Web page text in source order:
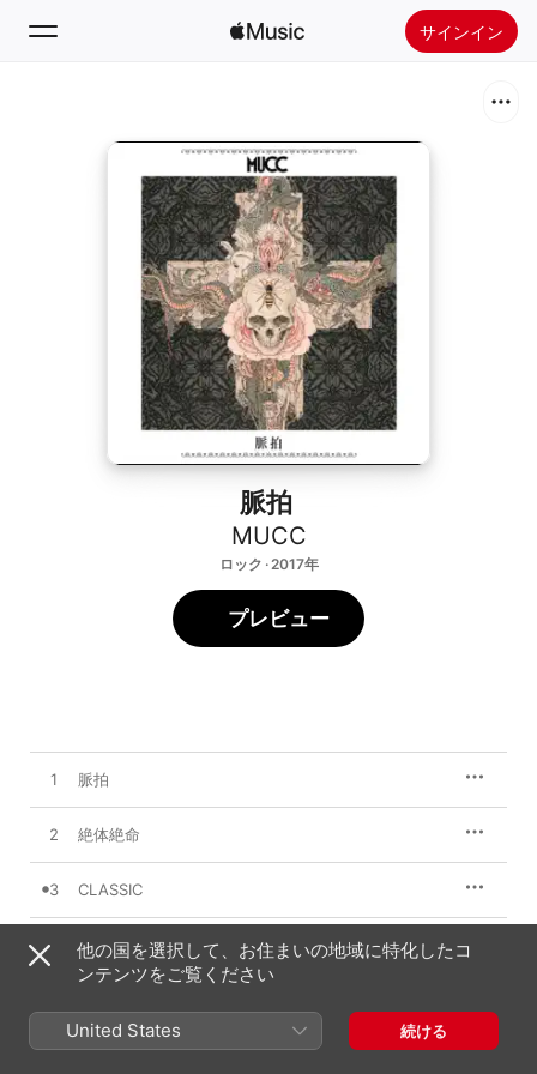
サインイン
新着おすすめ
Apple Musicをインストール
脈拍
MUCC
ロック · 2017年
プレビュー
1 脈拍
2 絶体絶命
3 CLASSIC
4 KILLEЯ
6 りんご
他の国を選択して、お住まいの地域に特化したコ
ンテンツをご覧ください
United States 続ける